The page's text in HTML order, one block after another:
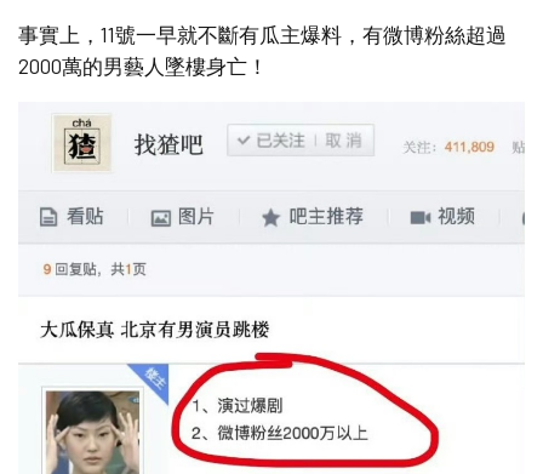
事實上，11號一早就不斷有瓜主爆料，有微博粉絲超過
2000萬的男藝人墜樓身亡！